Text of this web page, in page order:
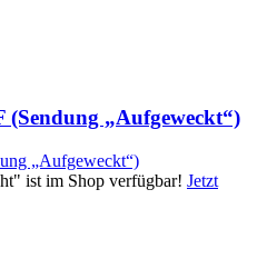
(Sendung „Aufgeweckt“)
„Aufgeweckt“)
ist im Shop verfügbar! Jetzt